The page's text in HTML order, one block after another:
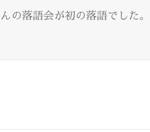
の落語会が初の落語でした